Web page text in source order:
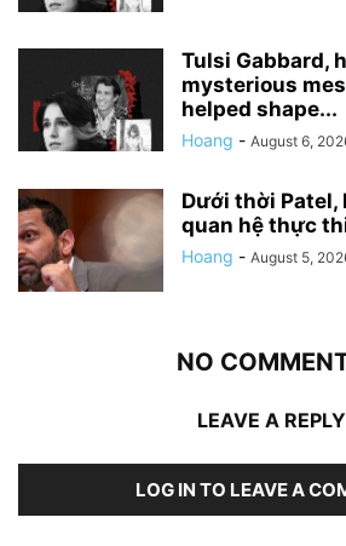
Tulsi Gabbard,
mysterious
helped shape...
Hoang - August 6,
Dưới thời Patel,
quan hệ thực
Hoang - August 5,
NO
LEAVE A REPLY
LOG IN TO LEAVE A